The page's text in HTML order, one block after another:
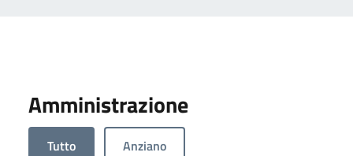
Amministrazione
Tutto Anziano